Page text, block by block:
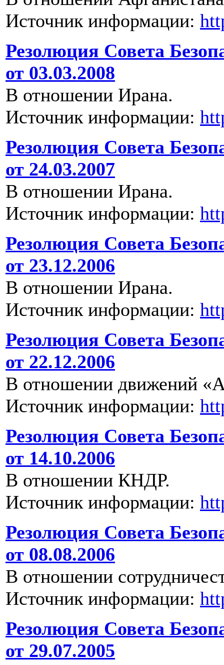
Источник информации:
Резолюция Совета
от 03.03.2008
В отношении Ирана.
Источник информации:
Резолюция Совета
от 24.03.2007
В отношении Ирана.
Источник информации:
Резолюция Совета
от 23.12.2006
В отношении Ирана.
Источник информации:
Резолюция Совета
от 22.12.2006
В отношении движений
Источник информации:
Резолюция Совета
от 14.10.2006
В отношении КНДР.
Источник информации:
Резолюция Совета
от 08.08.2006
В отношении
Источник информации:
Резолюция Совета
от 29.07.2005